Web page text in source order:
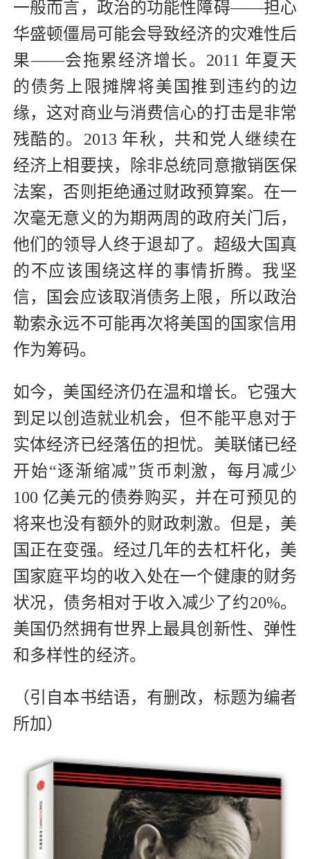
一般而言，政治的功能性障碍——担心
华盛顿僵局可能会导致经济的灾难性后
果——会拖累经济增长。2011 年夏天
的债务上限摊牌将美国推到违约的边
缘，这对商业与消费信心的打击是非常
残酷的。2013 年秋，共和党人继续在
经济上相要挟，除非总统同意撤销医保
法案，否则拒绝通过财政预算案。在一
次毫无意义的为期两周的政府关门后，
他们的领导人终于退却了。超级大国真
的不应该围绕这样的事情折腾。我坚
信，国会应该取消债务上限，所以政治
勒索永远不可能再次将美国的国家信用
作为筹码。
如今，美国经济仍在温和增长。它强大
到足以创造就业机会，但不能平息对于
实体经济已经落伍的担忧。美联储已经
开始“逐渐缩减”货币刺激，每月减少
100 亿美元的债券购买，并在可预见的
将来也没有额外的财政刺激。但是，美
国正在变强。经过几年的去杠杆化，美
国家庭平均的收入处在一个健康的财务
状况，债务相对于收入减少了约20%。
美国仍然拥有世界上最具创新性、弹性
和多样性的经济。
（引自本书结语，有删改，标题为编者
所加）